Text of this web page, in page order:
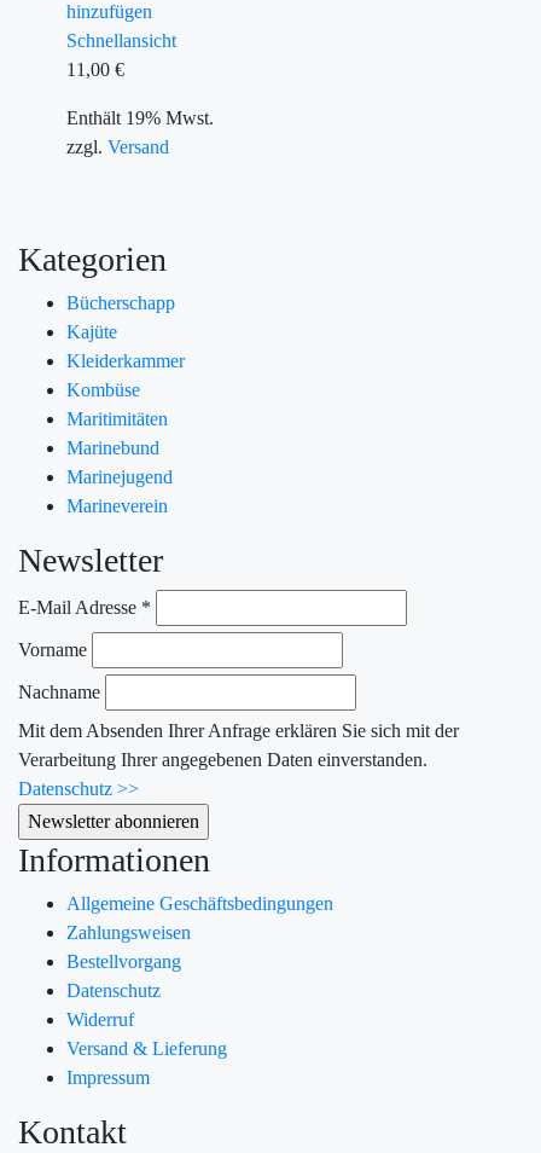
hinzufügen
Schnellansicht
11,00 €
Enthält 19% Mwst.
zzgl. Versand
Kategorien
Bücherschapp
Kajüte
Kleiderkammer
Kombüse
Maritimitäten
Marinebund
Marinejugend
Marineverein
Newsletter
E-Mail Adresse *
Vorname
Nachname
Mit dem Absenden Ihrer Anfrage erklären Sie sich mit der
Verarbeitung Ihrer angegebenen Daten einverstanden.
Datenschutz >>
Informationen
Allgemeine Geschäftsbedingungen
Zahlungsweisen
Bestellvorgang
Datenschutz
Widerruf
Versand & Lieferung
Impressum
Kontakt